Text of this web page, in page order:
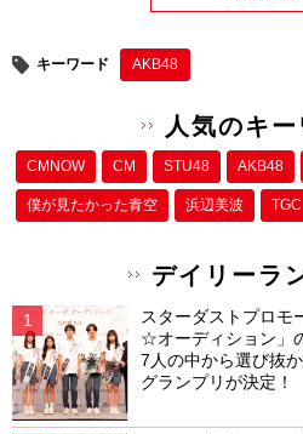
キーワード AKB48
人気のキ
CMNOW CM STU48 AKB48
僕が⾒たかった⻘空 浜辺美波 TGC
デイリーラ
スターダストプロモ
☆オーディション」
7人の中から選び抜
グランプリが決定！